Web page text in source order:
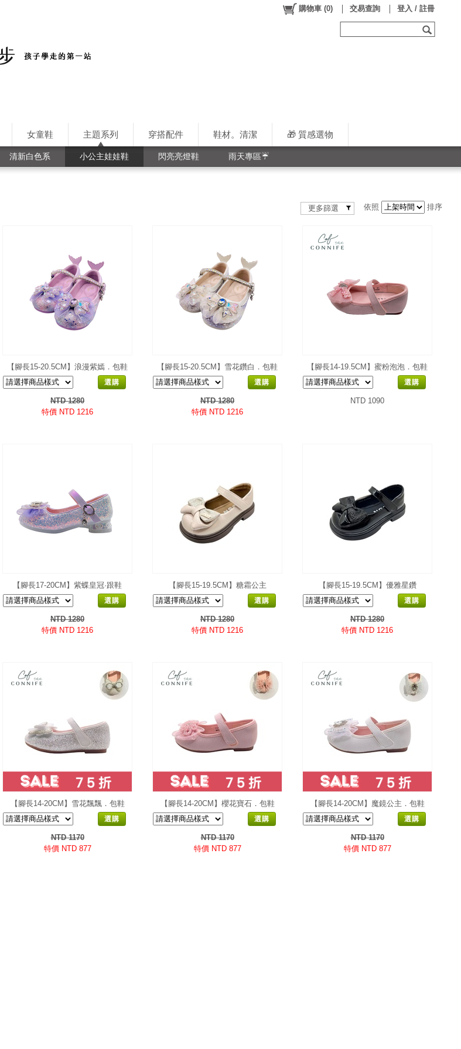
女童鞋 主題系列 穿搭配件 鞋材。清潔 🎁 質感選物
購物車 (0) 交易查詢 登入 / 註冊
清新白色系 小公主娃娃鞋 閃亮亮燈鞋 雨天專區☔
更多篩選 依照 排序
【腳長15-20.5CM】浪漫紫嫣．包鞋
選購
NTD 1280
特價 NTD 1216
【腳長15-20.5CM】雪花鑽白．包鞋
選購
NTD 1280
特價 NTD 1216
【腳長14-19.5CM】蜜粉泡泡．包鞋
選購
NTD 1090
【腳長17-20CM】紫蝶皇冠·跟鞋
選購
NTD 1280
特價 NTD 1216
【腳長15-19.5CM】糖霜公主
選購
NTD 1280
特價 NTD 1216
【腳長15-19.5CM】優雅星鑽
選購
NTD 1280
特價 NTD 1216
【腳長14-20CM】雪花飄飄．包鞋
選購
NTD 1170
特價 NTD 877
【腳長14-20CM】櫻花寶石．包鞋
選購
NTD 1170
特價 NTD 877
【腳長14-20CM】魔鏡公主．包鞋
選購
NTD 1170
特價 NTD 877